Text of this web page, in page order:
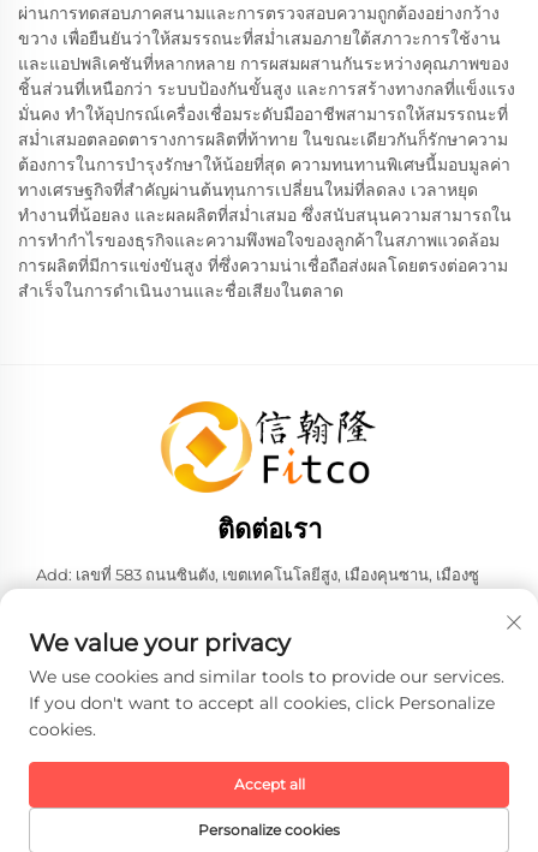
ผ่านการทดสอบภาคสนามและการตรวจสอบความถูกต้องอย่างกว้าง
ขวาง เพื่อยืนยันว่าให้สมรรถนะที่สม่ำเสมอภายใต้สภาวะการใช้งาน
และแอปพลิเคชันที่หลากหลาย การผสมผสานกันระหว่างคุณภาพของ
ชิ้นส่วนที่เหนือกว่า ระบบป้องกันขั้นสูง และการสร้างทางกลที่แข็งแรง
มั่นคง ทำให้อุปกรณ์เครื่องเชื่อมระดับมืออาชีพสามารถให้สมรรถนะที่
สม่ำเสมอตลอดตารางการผลิตที่ท้าทาย ในขณะเดียวกันก็รักษาความ
ต้องการในการบำรุงรักษาให้น้อยที่สุด ความทนทานพิเศษนี้มอบมูลค่า
ทางเศรษฐกิจที่สำคัญผ่านต้นทุนการเปลี่ยนใหม่ที่ลดลง เวลาหยุด
ทำงานที่น้อยลง และผลผลิตที่สม่ำเสมอ ซึ่งสนับสนุนความสามารถใน
การทำกำไรของธุรกิจและความพึงพอใจของลูกค้าในสภาพแวดล้อม
การผลิตที่มีการแข่งขันสูง ที่ซึ่งความน่าเชื่อถือส่งผลโดยตรงต่อความ
สำเร็จในการดำเนินงานและชื่อเสียงในตลาด
ติดต่อเรา
Add: เลขที่ 583 ถนนซินตัง, เขตเทคโนโลยีสูง, เมืองคุนซาน, เมืองซู
โทรศัพท์:+86-137 6186 0079
อีเมล:[email protected]
นโยบายความเป็นส่วนตัว
We value your privacy
We use cookies and similar tools to provide our services.
If you don't want to accept all cookies, click Personalize
cookies.
Personalize cookies
Accept all